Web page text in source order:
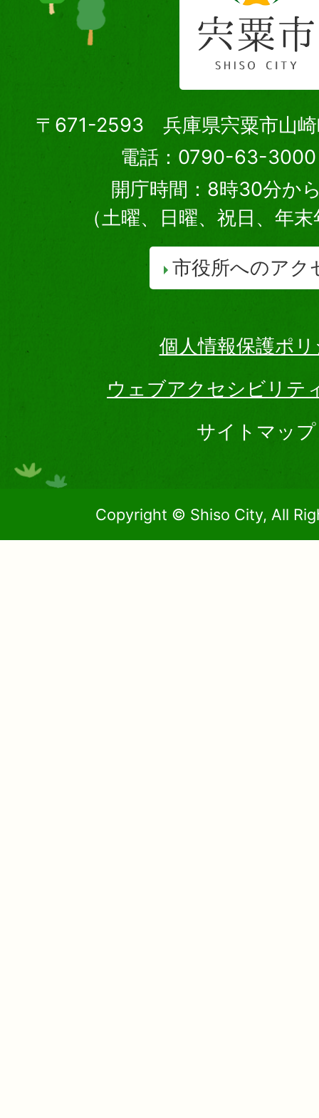
〒671-2593 兵庫県宍粟市山崎
電話：0790-63-3000
開庁時間：8時30分か
（土曜、日曜、祝日、年
市役所へのアク
個人情報保護ポ
ウェブアクセシビリテ
サイトマップ
Copyright © Shiso City, All